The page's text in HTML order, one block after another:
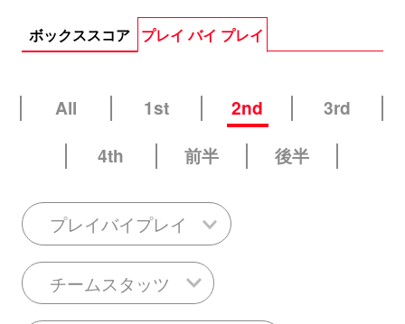
ボックススコア プレイ バイ プレイ
All 1st 2nd
3rd
4th
前半 後半
プレイバイプレイ
チームスタッツ